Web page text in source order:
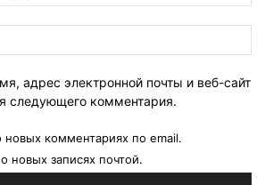
адрес электронной почты и веб-сайт
следующего комментария.
комментариях по email.
новых записях почтой.